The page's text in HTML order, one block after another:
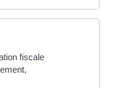
fiscale